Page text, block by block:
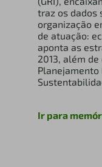
traz os dados
organização
de atuação:
aponta as
2013, além
Planejamento
Ir para